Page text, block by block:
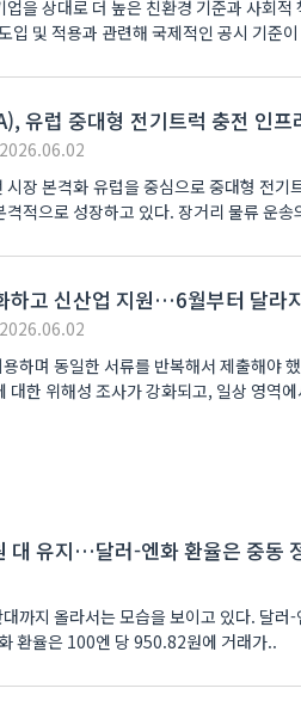
업을 상대로 더 높은 친환경 기준과 사회
입 및 적용과 관련해 국제적인 공시 기준
유럽 중대형 전기트럭 충전 인프
2026.06.02
시장 본격화 유럽을 중심으로 중대형 전
격적으로 성장하고 있다. 장거리 물류 운
하고 신산업 지원…6월부터 달라
2026.06.02
하며 동일한 서류를 반복해서 제출해야
대한 위해성 조사가 강화되고, 일상 영역
대 유지…달러-엔화 환율은 중동
까지 올라서는 모습을 보이고 있다. 달
환율은 100엔 당 950.82원에 거래가..